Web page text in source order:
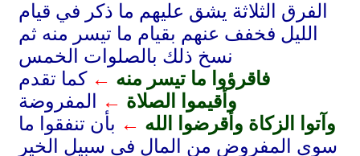
الفرق الثلاثة يشق عليهم ما ذكر في قيام
الليل فخفف عنهم بقيام ما تيسر منه ثم
نسخ ذلك بالصلوات الخمس
فاقرؤوا ما تيسر منه ← كما تقدم
وأقيموا الصلاة ←
المفروضة
وآتوا الزكاة وأقرضوا الله ← بأن تنفقوا ما
سوى المفروض من المال في سبيل الخير